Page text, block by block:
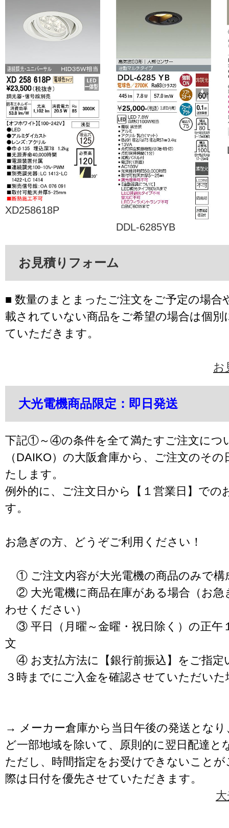
XD258618P
DDL-6285YB
お見積りフォーム
■ 数量のまとまったご注文をご予定の場合
載されていない商品をご希望の場合は個別
ていただきます。
お
大光電機商品限定：即日発送
下記①～④の条件を全て満たすご注文につ
（DAIKO）の大阪倉庫から、ご注文のそ
たします。
例外的に、ご注文日から【１営業日】での
す。
お急ぎの方、どうぞご利用ください！
① ご注文内容が大光電機の商品のみで構
② 大光電機に商品在庫がある場合（お急
わせください）
③ 平日（月曜～金曜・祝日除く）の正午
文
④ お支払方法に【銀行前振込】をご指定
３時までにご入金を確認させていただいた
→ メーカー倉庫から当日午後の発送となり
ど一部地域を除いて、原則的に翌日配達と
ただし、時間指定をお受けできないこと
際は日付を優先させていただきます。